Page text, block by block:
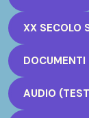
XX SECOLO
AUDIO